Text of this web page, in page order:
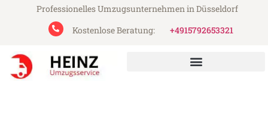
Professionelles Umzugsunternehmen in Düsseldorf
Kostenlose Beratung:
+4915792653321